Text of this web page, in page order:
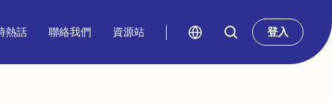
登入
熱話 聯絡我們 資源站